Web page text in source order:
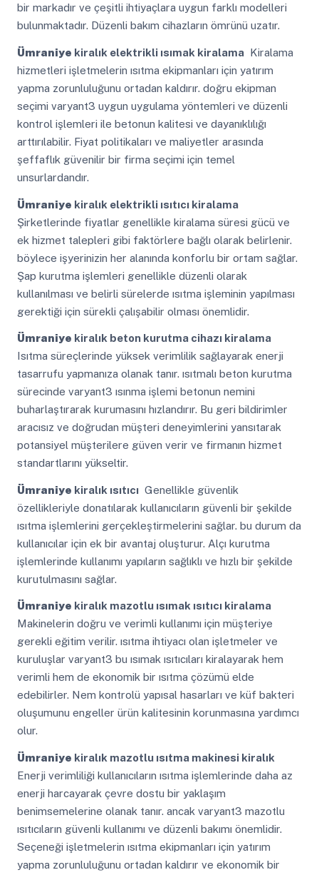
bir markadır ve çeşitli ihtiyaçlara uygun farklı modelleri
bulunmaktadır. Düzenli bakım cihazların ömrünü uzatır.
Ümraniye kiralık elektrikli ısımak kiralamaKiralama
hizmetleri işletmelerin ısıtma ekipmanları için yatırım
yapma zorunluluğunu ortadan kaldırır. doğru ekipman
seçimi varyant3 uygun uygulama yöntemleri ve düzenli
kontrol işlemleri ile betonun kalitesi ve dayanıklılığı
arttırılabilir. Fiyat politikaları ve maliyetler arasında
şeffaflık güvenilir bir firma seçimi için temel
unsurlardandır.
Ümraniye kiralık elektrikli ısıtıcı kiralama
Şirketlerinde fiyatlar genellikle kiralama süresi gücü ve
ek hizmet talepleri gibi faktörlere bağlı olarak belirlenir.
böylece işyerinizin her alanında konforlu bir ortam sağlar.
Şap kurutma işlemleri genellikle düzenli olarak
kullanılması ve belirli sürelerde ısıtma işleminin yapılması
gerektiği için sürekli çalışabilir olması önemlidir.
Ümraniye kiralık beton kurutma cihazı kiralama
Isıtma süreçlerinde yüksek verimlilik sağlayarak enerji
tasarrufu yapmanıza olanak tanır. ısıtmalı beton kurutma
sürecinde varyant3 ısınma işlemi betonun nemini
buharlaştırarak kurumasını hızlandırır. Bu geri bildirimler
aracısız ve doğrudan müşteri deneyimlerini yansıtarak
potansiyel müşterilere güven verir ve firmanın hizmet
standartlarını yükseltir.
Ümraniye kiralık ısıtıcıGenellikle güvenlik
özellikleriyle donatılarak kullanıcıların güvenli bir şekilde
ısıtma işlemlerini gerçekleştirmelerini sağlar. bu durum da
kullanıcılar için ek bir avantaj oluşturur. Alçı kurutma
işlemlerinde kullanımı yapıların sağlıklı ve hızlı bir şekilde
kurutulmasını sağlar.
Ümraniye kiralık mazotlu ısımak ısıtıcı kiralama
Makinelerin doğru ve verimli kullanımı için müşteriye
gerekli eğitim verilir. ısıtma ihtiyacı olan işletmeler ve
kuruluşlar varyant3 bu ısımak ısıtıcıları kiralayarak hem
verimli hem de ekonomik bir ısıtma çözümü elde
edebilirler. Nem kontrolü yapısal hasarları ve küf bakteri
oluşumunu engeller ürün kalitesinin korunmasına yardımcı
olur.
Ümraniye kiralık mazotlu ısıtma makinesi kiralık
Enerji verimliliği kullanıcıların ısıtma işlemlerinde daha az
enerji harcayarak çevre dostu bir yaklaşım
benimsemelerine olanak tanır. ancak varyant3 mazotlu
ısıtıcıların güvenli kullanımı ve düzenli bakımı önemlidir.
Seçeneği işletmelerin ısıtma ekipmanları için yatırım
yapma zorunluluğunu ortadan kaldırır ve ekonomik bir